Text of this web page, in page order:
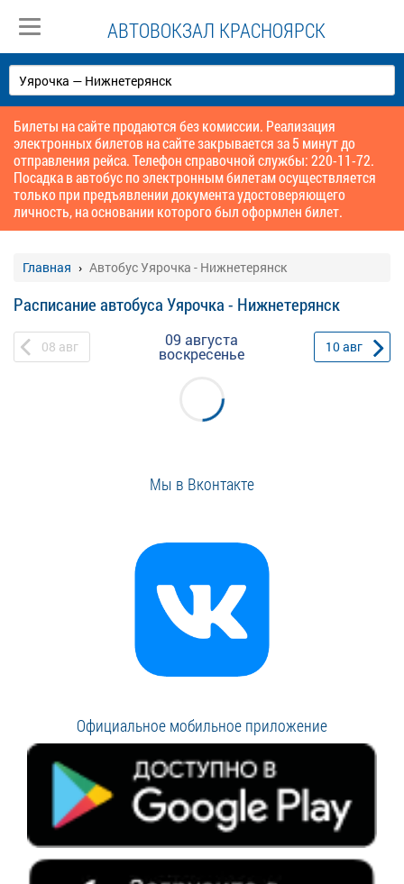
АВТОВОКЗАЛ КРАСНОЯРСК
Билеты на сайте продаются без комиссии. Реализация
электронных билетов на сайте закрывается за 5 минут до
отправления рейса. Телефон справочной службы: 220-11-72.
Посадка в автобус по электронным билетам осуществляется
только при предъявлении документа удостоверяющего
личность, на основании которого был оформлен билет.
Главная Автобус Уярочка - Нижнетерянск
Расписание автобуса Уярочка - Нижнетерянск
08 авг 09 августа
воскресенье 10авг
Мы в Вконтакте
Официальное мобильное приложение